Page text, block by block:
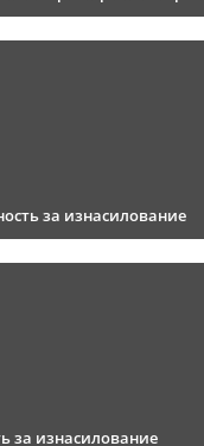
за изнасилование
за изнасилование